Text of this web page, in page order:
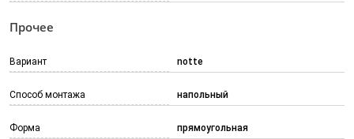
Прочее
Вариант notte
Способ монтажа напольный
Форма прямоугольная